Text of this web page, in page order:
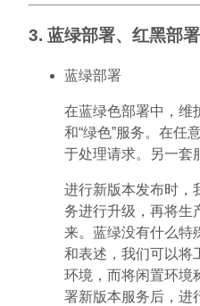
3. 蓝绿部署、红黑部
蓝绿部署
在蓝绿色部署中，维
和“绿色”服务。在任
于处理请求。另一套
进行新版本发布时，
务进行升级，再将生
来。蓝绿没有什么特
和表述，我们可以将
环境，而将闲置环境
署新版本服务后，进